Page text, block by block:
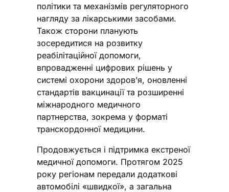
політики та механізмів регуляторного
нагляду за лікарськими засобами.
Також сторони планують
зосередитися на розвитку
реабілітаційної допомоги,
впровадженні цифрових рішень у
системі охорони здоров’я, оновленні
стандартів вакцинації та розширенні
міжнародного медичного
партнерства, зокрема у форматі
транскордонної медицини.
Продовжується і підтримка екстреної
медичної допомоги. Протягом 2025
року регіонам передали додаткові
автомобілі «швидкої», а загальна